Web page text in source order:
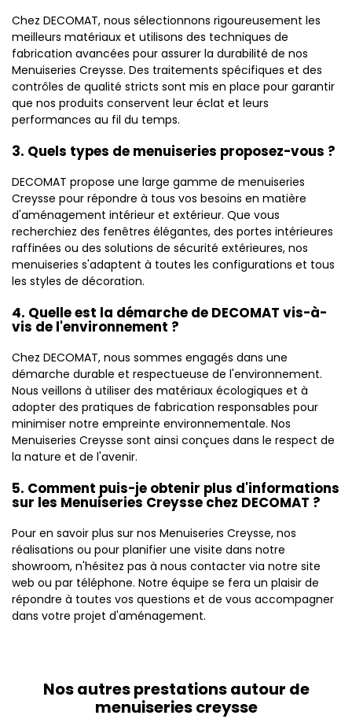
Chez DECOMAT, nous sélectionnons rigoureusement les
meilleurs matériaux et utilisons des techniques de
fabrication avancées pour assurer la durabilité de nos
Menuiseries Creysse. Des traitements spécifiques et des
contrôles de qualité stricts sont mis en place pour garantir
que nos produits conservent leur éclat et leurs
performances au fil du temps.
3. Quels types de menuiseries proposez-vous ?
DECOMAT propose une large gamme de menuiseries
Creysse pour répondre à tous vos besoins en matière
d'aménagement intérieur et extérieur. Que vous
recherchiez des fenêtres élégantes, des portes intérieures
raffinées ou des solutions de sécurité extérieures, nos
menuiseries s'adaptent à toutes les configurations et tous
les styles de décoration.
4. Quelle est la démarche de DECOMAT vis-à-
vis de l'environnement ?
Chez DECOMAT, nous sommes engagés dans une
démarche durable et respectueuse de l'environnement.
Nous veillons à utiliser des matériaux écologiques et à
adopter des pratiques de fabrication responsables pour
minimiser notre empreinte environnementale. Nos
Menuiseries Creysse sont ainsi conçues dans le respect de
la nature et de l'avenir.
5. Comment puis-je obtenir plus d'informations
sur les Menuiseries Creysse chez DECOMAT ?
Pour en savoir plus sur nos Menuiseries Creysse, nos
réalisations ou pour planifier une visite dans notre
showroom, n'hésitez pas à nous contacter via notre site
web ou par téléphone. Notre équipe se fera un plaisir de
répondre à toutes vos questions et de vous accompagner
dans votre projet d'aménagement.
Nos autres prestations autour de
menuiseries creysse